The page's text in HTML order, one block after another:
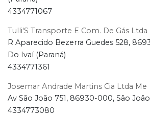
4334771067
Tulli'S Transporte E Com. De Gás Ltda
R Aparecido Bezerra Guedes 528,
Do Ivaí (Paraná)
4334771361
Josemar Andrade Martins Cia Ltda Me
Av São João 751, 86930-000, São
4334773080